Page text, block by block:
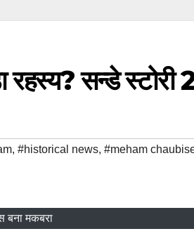
रहस्य? सन्डे स्टोरी
, #historical news, #meham
बना मकबरा